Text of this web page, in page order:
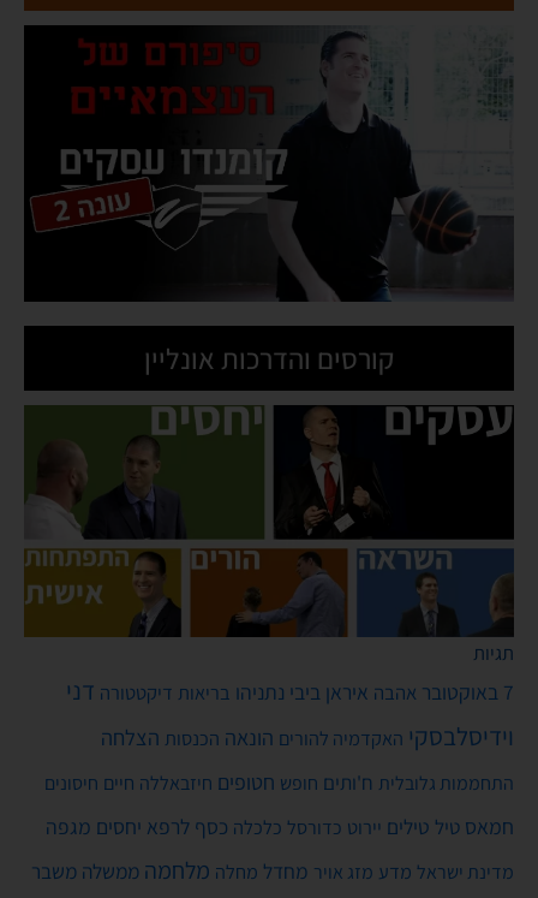
קורסים והדרכות אונליין
תגיות
7 באוקטובר אהבה איראן ביבי נתניהו בריאות דיקטטורה דני
וידיסלבסקי האקדמיה להורים הונאה הכנסות הצלחה
התחממות גלובלית ח'ותים חופש חטופים חיזבאללה חיים חיסונים
חמאס טיל טילים יירוט כדורסל כלכלה כסף לרפא יחסים מגפה
מדינת ישראל מדע מזג אויר מחדל מחלה מלחמה ממשלה משבר